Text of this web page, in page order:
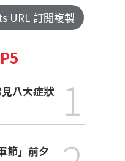
URL 訂閱複製
1
節」前夕